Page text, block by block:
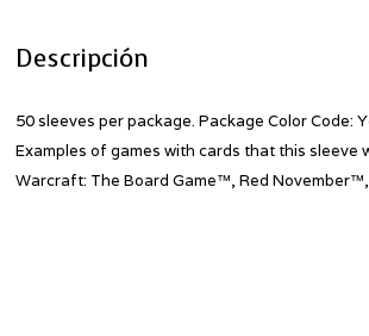
Descripción
50 sleeves per package. Package Color Code:
Examples of games with cards that this
Warcraft: The Board Game™, Red